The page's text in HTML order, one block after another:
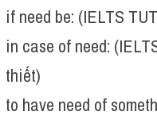
if need be: (IELTS
in case of need:
thiết)
to have need of